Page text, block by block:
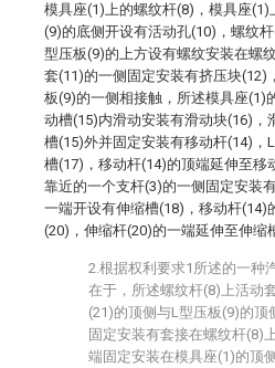
模具座(1)上的螺纹杆(8)，模具座
(9)的底侧开设有活动孔(10)，螺纹
型压板(9)的上方设有螺纹安装在螺
套(11)的一侧固定安装有挤压块(12)
板(9)的一侧相接触，所述模具座(1)
动槽(15)内滑动安装有滑动块(16)，
槽(15)外并固定安装有移动杆(14)，
槽(17)，移动杆(14)的顶端延伸至移
靠近的一个支杆(3)的一侧固定安装
一端开设有伸缩槽(18)，移动杆(14)
(20)，伸缩杆(20)的一端延伸至伸缩
2.根据权利要求1所述的一种
在于，所述螺纹杆(8)上活动
(21)的顶侧与L型压板(9)的顶
固定安装有套接在螺纹杆(8)
端固定安装在模具座(1)的顶侧